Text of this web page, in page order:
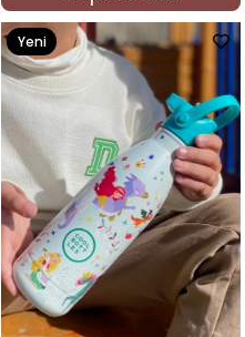
Yeni
Ürün